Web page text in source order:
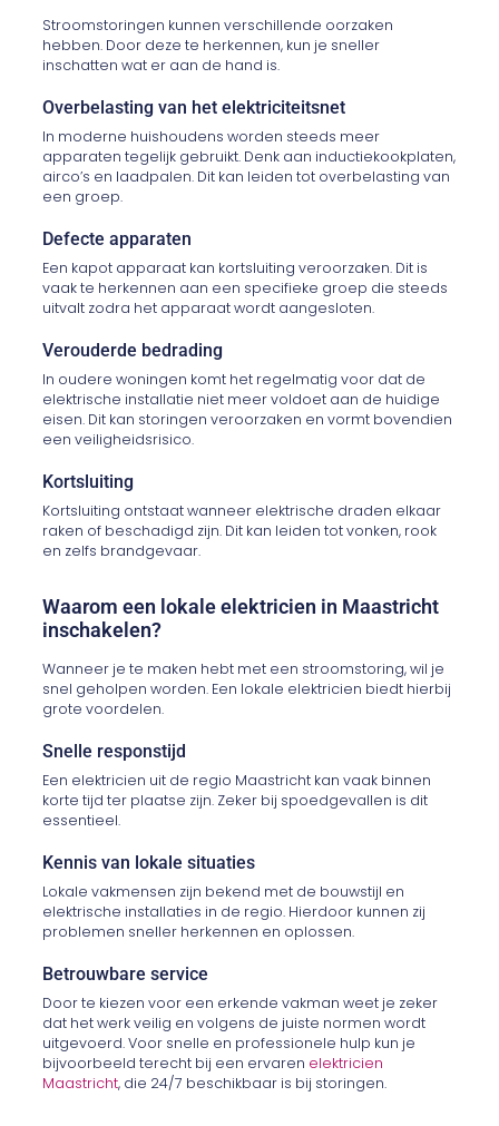
Stroomstoringen kunnen verschillende oorzaken
hebben. Door deze te herkennen, kun je sneller
inschatten wat er aan de hand is.
Overbelasting van het elektriciteitsnet
In moderne huishoudens worden steeds meer
apparaten tegelijk gebruikt. Denk aan inductiekookplaten,
airco’s en laadpalen. Dit kan leiden tot overbelasting van
een groep.
Defecte apparaten
Een kapot apparaat kan kortsluiting veroorzaken. Dit is
vaak te herkennen aan een specifieke groep die steeds
uitvalt zodra het apparaat wordt aangesloten.
Verouderde bedrading
In oudere woningen komt het regelmatig voor dat de
elektrische installatie niet meer voldoet aan de huidige
eisen. Dit kan storingen veroorzaken en vormt bovendien
een veiligheidsrisico.
Kortsluiting
Kortsluiting ontstaat wanneer elektrische draden elkaar
raken of beschadigd zijn. Dit kan leiden tot vonken, rook
en zelfs brandgevaar.
Waarom een lokale elektricien in Maastricht
inschakelen?
Wanneer je te maken hebt met een stroomstoring, wil je
snel geholpen worden. Een lokale elektricien biedt hierbij
grote voordelen.
Snelle responstijd
Een elektricien uit de regio Maastricht kan vaak binnen
korte tijd ter plaatse zijn. Zeker bij spoedgevallen is dit
essentieel.
Kennis van lokale situaties
Lokale vakmensen zijn bekend met de bouwstijl en
elektrische installaties in de regio. Hierdoor kunnen zij
problemen sneller herkennen en oplossen.
Betrouwbare service
Door te kiezen voor een erkende vakman weet je zeker
dat het werk veilig en volgens de juiste normen wordt
uitgevoerd. Voor snelle en professionele hulp kun je
bijvoorbeeld terecht bij een ervaren elektricien
Maastricht, die 24/7 beschikbaar is bij storingen.